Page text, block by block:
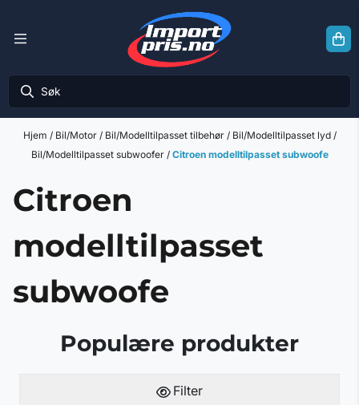
Hjem / Bil/Motor / Bil/Modelltilpasset tilbehør / Bil/Modelltilpasset lyd /
Bil/Modelltilpasset subwoofer / Citroen modelltilpasset subwoofe
Citroen
modelltilpasset
subwoofe
Populære produkter
Filter